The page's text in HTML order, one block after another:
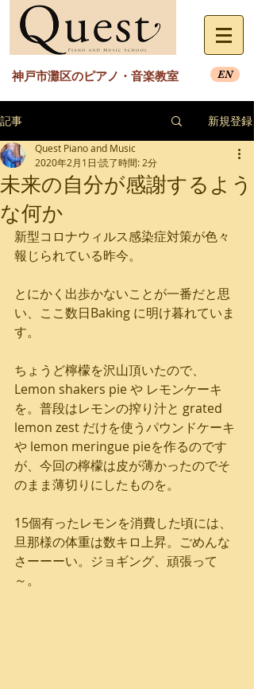
神戸市灘区のピアノ・音楽教室 EN
記事 新規登録
未来の自分が感謝するよう
な何か
Quest Piano and Music
2020年2月1日 読了時間: 2分
新型コロナウィルス感染症対策が色々
報じられている昨今。
とにかく出歩かないことが一番だと思
い、ここ数日Baking に明け暮れていま
す。
ちょうど檸檬を沢山頂いたので、
Lemon shakers pie や レモンケーキ
を。普段はレモンの搾り汁と grated
lemon zest だけを使うパウンドケーキ
や lemon meringue pieを作るのです
が、今回の檸檬は皮が薄かったのでそ
のまま薄切りにしたものを。
15個有ったレモンを消費した頃には、
旦那様の体重は数キロ上昇。ごめんな
さーーーい。ジョギング、頑張って
～。